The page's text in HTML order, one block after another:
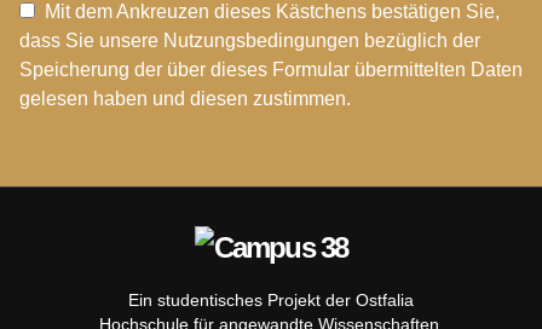
Mit dem Ankreuzen dieses Kästchens bestätigen Sie,
dass Sie unsere Nutzungsbedingungen bezüglich der
Speicherung der über dieses Formular übermittelten Daten
gelesen haben und diesen zustimmen.
Ein studentisches Projekt der Ostfalia
Hochschule für angewandte Wissenschaften.